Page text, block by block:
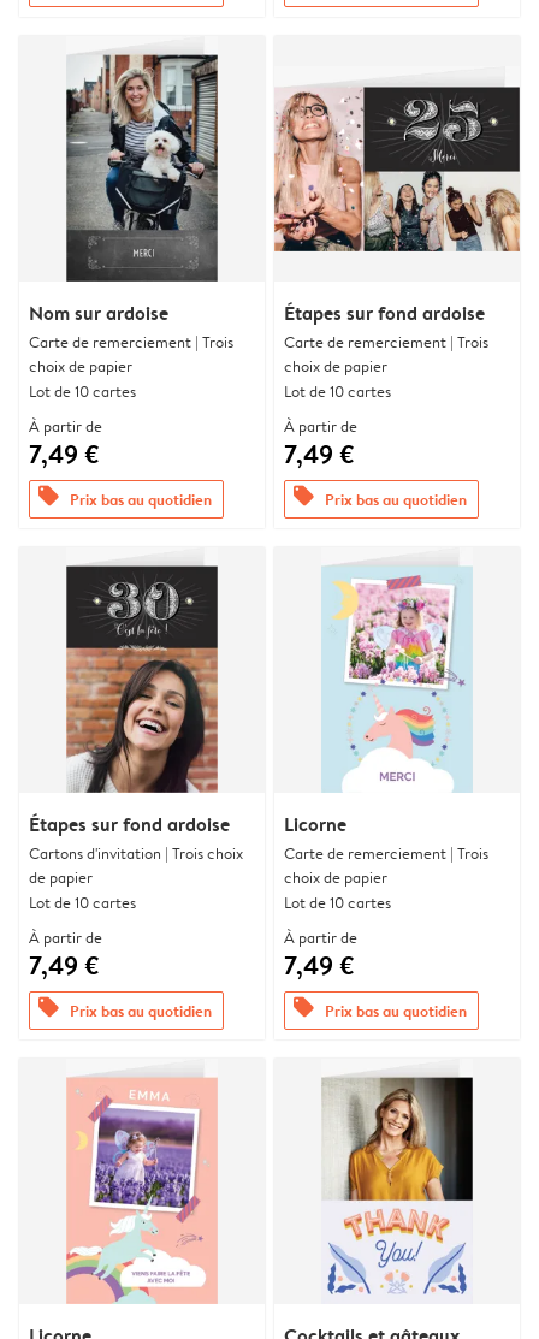
Nom sur ardoise
Carte de remerciement | Trois
choix de papier
Lot de 10 cartes
À partir de
7,49 €
offers Prix bas au quotidien
Étapes sur fond ardoise
Carte de remerciement | Trois
choix de papier
Lot de 10 cartes
À partir de
7,49 €
offers Prix bas au quotidien
Étapes sur fond ardoise
Cartons d'invitation | Trois choix
de papier
Lot de 10 cartes
À partir de
7,49 €
offers Prix bas au quotidien
Licorne
Carte de remerciement | Trois
choix de papier
Lot de 10 cartes
À partir de
7,49 €
offers Prix bas au quotidien